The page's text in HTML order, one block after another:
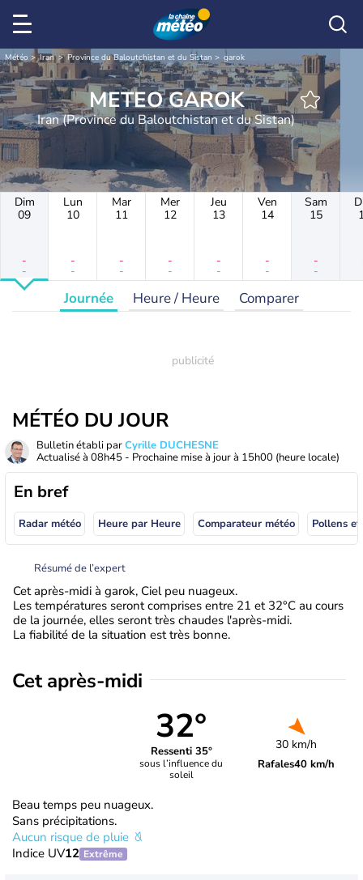
Météo Iran Province du Baloutchistan et du Sistan garok
METEO GAROK
Iran (Province du Baloutchistan et du Sistan)
Dim
09
-
-
Lun
10
-
-
Mar
11
-
-
Mer
12
-
-
Jeu
13
-
-
Ven
14
-
-
Sam
15
-
-
Journée Heure / Heure Comparer
MÉTÉO DU JOUR
Bulletin établi parCyrille DUCHESNE
Actualisé à 08h45 - Prochaine mise à jour à 15h00 (heure locale)
En bref
Radar météo Heure par Heure Comparateur météo Pollens
Résumé de l’expert
Cet après-midi à garok, Ciel peu nuageux.
Les températures seront comprises entre 21 et 32°C au cours
de la journée, elles seront très chaudes l'après-midi.
La fiabilité de la situation est très bonne.
Cet après-midi
32°
Ressenti 35°
sous l’influence du
soleil
30 km/h
Rafales40 km/h
Beau temps peu nuageux.
Sans précipitations.
Aucun risque de pluie
Indice UV12 Extrême